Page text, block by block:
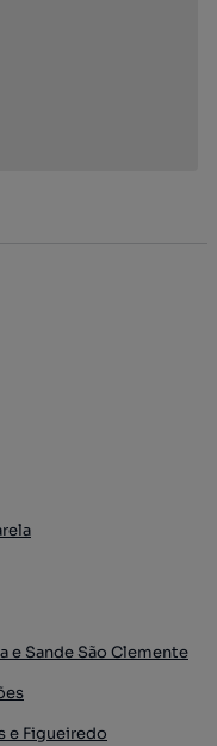
e Sande São Clemente
e Figueiredo